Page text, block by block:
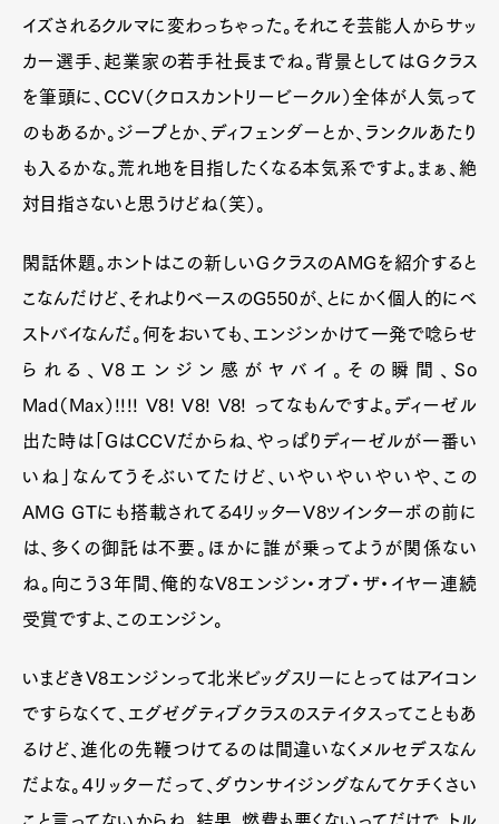
イズされるクルマに変わっちゃった。それこそ芸能人からサッ
カー選手、起業家の若手社長までね。背景としてはＧクラス
を筆頭に、CCV（クロスカントリービークル）全体が人気って
のもあるか。ジープとか、ディフェンダーとか、ランクルあたり
も入るかな。荒れ地を目指したくなる本気系ですよ。まぁ、絶
対目指さないと思うけどね（笑）。
閑話休題。ホントはこの新しいＧクラスのAMGを紹介すると
こなんだけど、それよりベースのG550が、とにかく個人的にベ
ストバイなんだ。何をおいても、エンジンかけて一発で唸らせ
られる、V8エンジン感がヤバイ。その瞬間、So
Mad（Max）!!!! V8! V8! V8! ってなもんですよ。ディーゼル
出た時は「GはCCVだからね、やっぱりディーゼルが一番い
いね」なんてうそぶいてたけど、いやいやいやいや、この
AMG GTにも搭載されてる4リッターV8ツインターボの前に
は、多くの御託は不要。ほかに誰が乗ってようが関係ない
ね。向こう３年間、俺的なV8エンジン・オブ・ザ・イヤー連続
受賞ですよ、このエンジン。
いまどきV8エンジンって北米ビッグスリーにとってはアイコン
ですらなくて、エグゼグティブクラスのステイタスってこともあ
るけど、進化の先鞭つけてるのは間違いなくメルセデスなん
だよな。４リッターだって、ダウンサイジングなんてケチくさい